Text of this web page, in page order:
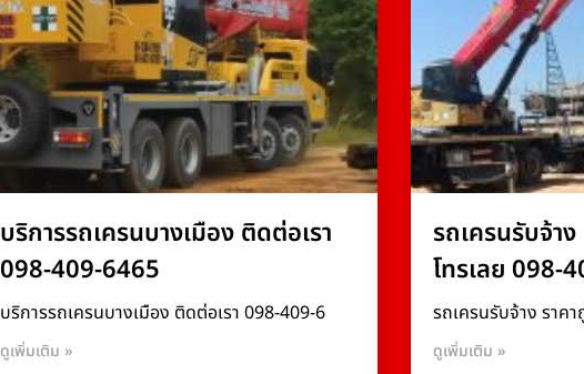
บริการรถเครนบางเมือง ติดต่อเรา
098-409-6465
บริการรถเครนบางเมือง ติดต่อเรา 098-409-6
ดูเพิ่มเติม »
รถเครนรับจ้า
โทรเลย 098-
รถเครนรับจ้าง ราค
ดูเพิ่มเติม »